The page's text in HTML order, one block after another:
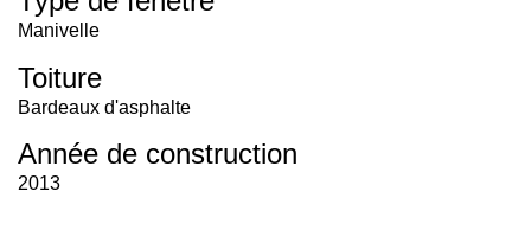
Manivelle
Toiture
Bardeaux d'asphalte
Année de construction
2013